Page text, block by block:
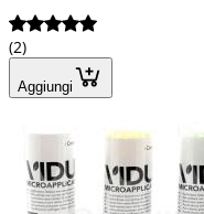
(2)
Aggiungi